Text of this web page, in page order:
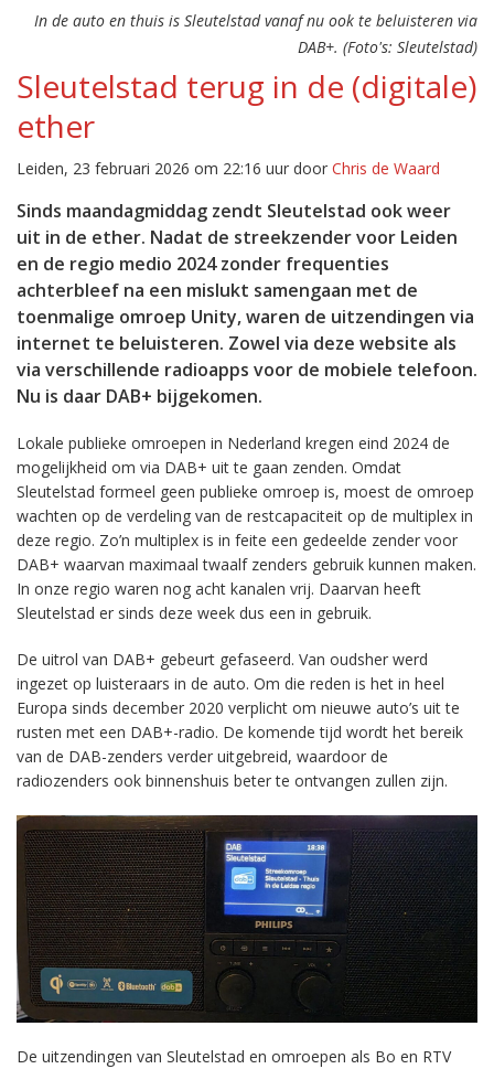
In de auto en thuis is Sleutelstad vanaf nu ook te beluisteren via
DAB+. (Foto's: Sleutelstad)
Sleutelstad terug in de (digitale)
ether
Leiden, 23 februari 2026 om 22:16 uur door Chris de Waard
Sinds maandagmiddag zendt Sleutelstad ook weer
uit in de ether. Nadat de streekzender voor Leiden
en de regio medio 2024 zonder frequenties
achterbleef na een mislukt samengaan met de
toenmalige omroep Unity, waren de uitzendingen via
internet te beluisteren. Zowel via deze website als
via verschillende radioapps voor de mobiele telefoon.
Nu is daar DAB+ bijgekomen.
Lokale publieke omroepen in Nederland kregen eind 2024 de
mogelijkheid om via DAB+ uit te gaan zenden. Omdat
Sleutelstad formeel geen publieke omroep is, moest de omroep
wachten op de verdeling van de restcapaciteit op de multiplex in
deze regio. Zo’n multiplex is in feite een gedeelde zender voor
DAB+ waarvan maximaal twaalf zenders gebruik kunnen maken.
In onze regio waren nog acht kanalen vrij. Daarvan heeft
Sleutelstad er sinds deze week dus een in gebruik.
De uitrol van DAB+ gebeurt gefaseerd. Van oudsher werd
ingezet op luisteraars in de auto. Om die reden is het in heel
Europa sinds december 2020 verplicht om nieuwe auto’s uit te
rusten met een DAB+-radio. De komende tijd wordt het bereik
van de DAB-zenders verder uitgebreid, waardoor de
radiozenders ook binnenshuis beter te ontvangen zullen zijn.
De uitzendingen van Sleutelstad en omroepen als Bo en RTV